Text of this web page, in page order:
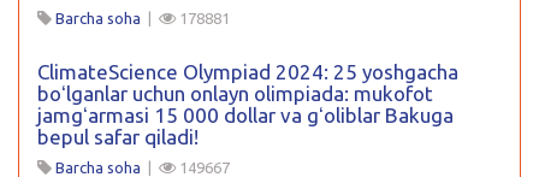
Barcha soha | 178881
ClimateScience Olympiad 2024: 25 yoshgacha
boʻlganlar uchun onlayn olimpiada: mukofot
jamgʻarmasi 15 000 dollar va gʻoliblar Bakuga
bepul safar qiladi!
Barcha soha | 149667